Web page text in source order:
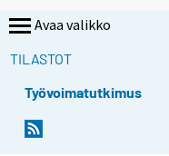
Avaa valikko
TILASTOT
Työvoimatutkimus